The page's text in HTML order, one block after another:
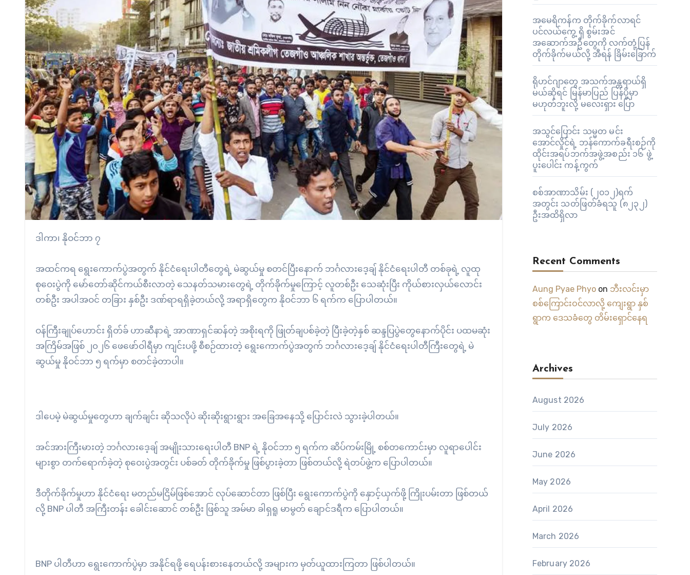
ဒါကာ၊ နိုဝင်ဘာ ၇
အထင်ကရ ရွေးကောက်ပွဲအတွက် နိုင်ငံရေးပါတီတွေရဲ့ မဲဆွယ်မှု စတင်ပြီးနောက် ဘင်္ဂလားဒေ့ချ် နိုင်ငံရေးပါတီ တစ်ခုရဲ့ လူထု
စုဝေးပွဲကို မော်တော်ဆိုင်ကယ်စီးလာတဲ့ သေနတ်သမားတွေရဲ့ တိုက်ခိုက်မှုကြောင့် လူတစ်ဦး သေဆုံးပြီး ကိုယ်စားလှယ်လောင်း
တစ်ဦး အပါအဝင် တခြား နှစ်ဦး ဒဏ်ရာရရှိခဲ့တယ်လို့ အရာရှိတွေက နိုဝင်ဘာ ၆ ရက်က ပြောပါတယ်။
ဝန်ကြီးချုပ်ဟောင်း ရှိတ်ခ် ဟာဆီနာရဲ့ အာဏာရှင်ဆန်တဲ့ အစိုးရကို ဖြုတ်ချပစ်ခဲ့တဲ့ ပြီးခဲ့တဲ့နှစ် ဆန္ဒပြပွဲတွေနောက်ပိုင်း ပထမဆုံး
အကြိမ်အဖြစ် ၂၀၂၆ ဖေဖော်ဝါရီမှာ ကျင်းပဖို့ စီစဉ်ထားတဲ့ ရွေးကောက်ပွဲအတွက် ဘင်္ဂလားဒေ့ချ် နိုင်ငံရေးပါတီကြီးတွေရဲ့ မဲ
ဆွယ်မှု နိုဝင်ဘာ ၅ ရက်မှာ စတင်ခဲ့တာပါ။
ဒါပေမဲ့ မဲဆွယ်မှုတွေဟာ ချက်ချင်း ဆိုသလိုပဲ ဆိုးဆိုးရွားရွား အခြေအနေသို့ ပြောင်းလဲ သွားခဲ့ပါတယ်။
အင်အားကြီးမားတဲ့ ဘင်္ဂလားဒေ့ချ် အမျိုးသားရေးပါတီ BNP ရဲ့ နိုဝင်ဘာ ၅ ရက်က ဆိပ်ကမ်းမြို့ စစ်တကောင်းမှာ လူရာပေါင်း
များစွာ တက်ရောက်ခဲ့တဲ့ စုဝေးပွဲအတွင်း ပစ်ခတ် တိုက်ခိုက်မှု ဖြစ်ပွားခဲ့တာ ဖြစ်တယ်လို့ ရဲတပ်ဖွဲ့က ပြောပါတယ်။
ဒီတိုက်ခိုက်မှုဟာ နိုင်ငံရေး မတည်မငြိမ်ဖြစ်အောင် လုပ်ဆောင်တာ ဖြစ်ပြီး ရွေးကောက်ပွဲကို နှောင့်ယှက်ဖို့ ကြိုးပမ်းတာ ဖြစ်တယ်
လို့ BNP ပါတီ အကြီးတန်း ခေါင်းဆောင် တစ်ဦး ဖြစ်သူ အမ်မာ ခါရှရူ မာမွတ် ချောင်ဒရီက ပြောပါတယ်။
BNP ပါတီဟာ ရွေးကောက်ပွဲမှာ အနိုင်ရဖို့ ရေပန်းစားနေတယ်လို့ အများက မှတ်ယူထားကြတာ ဖြစ်ပါတယ်။
အမေရိကန်က တိုက်ခိုက်လာရင်
ပင်လယ်ကွေ့ ရှိ စွမ်းအင်
အဆောက်အဦတွေကို လက်တုံ့ပြန်
တိုက်ခိုက်မယ်လို့ အီရန် ခြိမ်းခြောက်
ရိုဟင်ဂျာတွေ အသက်အန္တရာယ်ရှိ
မယ်ဆိုရင် မြန်မာပြည် ပြန်ပို့မှာ
မဟုတ်ဘူးလို့ မလေးရှား ပြော
အသွင်ပြောင်း သမ္မတ မင်း
အောင်လှိုင်ရဲ့ ဘန်ကောက်ခရီးစဉ်ကို
ထိုင်းအရပ်ဘက်အဖွဲ့အစည်း ၁၆ ဖွဲ့
ပူးပေါင်း ကန့်ကွက်
စစ်အာဏာသိမ်း (၂၀၁၂)ရက်
အတွင်း သတ်ဖြတ်ခံရသူ (၈၂၃၂)
ဦးအထိရှိလာ
Recent Comments
Aung Pyae Phyoon ဘီးလင်းမှာ
စစ်ကြောင်းဝင်လာလို့ ကျေးရွာ နှစ်
ရွာက ဒေသခံတွေ တိမ်းရှောင်နေရ
Archives
August 2026
July 2026
June 2026
May 2026
April 2026
March 2026
February 2026